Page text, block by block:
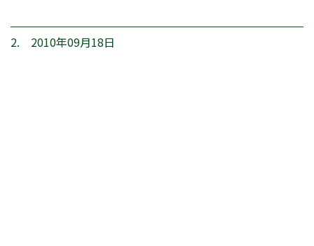
2. 2010年09月18日